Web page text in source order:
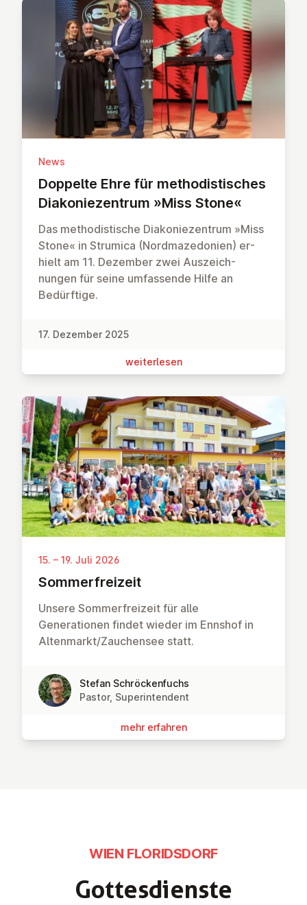
News
Dop­pelte Ehre für metho­dis­tisches
Dia­konie­zen­trum »Miss Stone«
Das metho­dis­tische Dia­konie­zen­trum »Miss
Stone« in Stru­mica (Nord­maze­do­nien) er­
hielt am 11. De­zem­ber zwei Aus­zeich­
nungen für seine um­fassen­de Hilfe an
Bedürftige.
17. Dezember 2025
wei­ter­le­sen
15. – 19. Juli 2026
Som­mer­frei­zeit
Unsere Sommerfreizeit für alle
Generationen findet wieder im Ennshof in
Altenmarkt/Zauchensee statt.
Stefan Schröckenfuchs
Pastor, Superintendent
mehr erfahren
Got­tes­diens­te
WIEN FLORIDSDORF